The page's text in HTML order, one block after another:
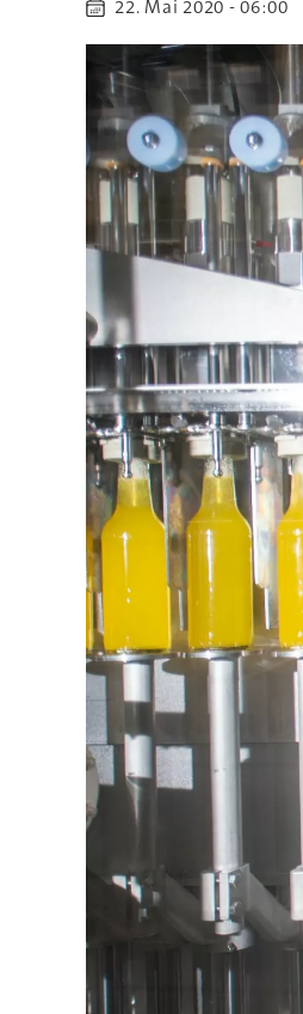
22. Mai 2020 - 06:00